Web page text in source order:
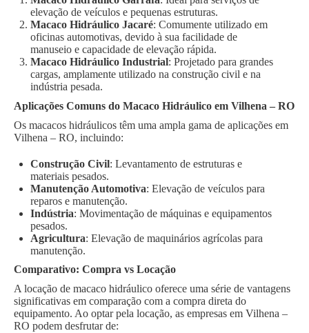
elevação de veículos e pequenas estruturas.
Macaco Hidráulico Jacaré: Comumente utilizado em
oficinas automotivas, devido à sua facilidade de
manuseio e capacidade de elevação rápida.
Macaco Hidráulico Industrial: Projetado para grandes
cargas, amplamente utilizado na construção civil e na
indústria pesada.
Aplicações Comuns do Macaco Hidráulico em Vilhena – RO
Os macacos hidráulicos têm uma ampla gama de aplicações em
Vilhena – RO, incluindo:
Construção Civil: Levantamento de estruturas e
materiais pesados.
Manutenção Automotiva: Elevação de veículos para
reparos e manutenção.
Indústria: Movimentação de máquinas e equipamentos
pesados.
Agricultura: Elevação de maquinários agrícolas para
manutenção.
Comparativo: Compra vs Locação
A locação de macaco hidráulico oferece uma série de vantagens
significativas em comparação com a compra direta do
equipamento. Ao optar pela locação, as empresas em Vilhena –
RO podem desfrutar de: